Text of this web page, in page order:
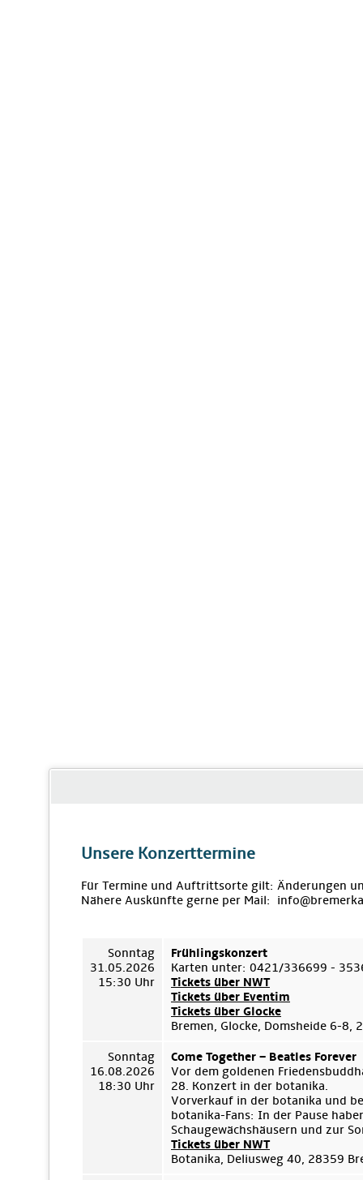
Unsere Konzerttermine
Für Termine und Auftrittsorte gilt: Änderungen
Nähere Auskünfte gerne per Mail:
Sonntag
31.05.2026
15:30 Uhr
Frühlingskonzert
Karten unter: 0421/336699 -
Tickets über NWT
Tickets über Eventim
Tickets über Glocke
Bremen, Glocke, Domsheide 6-8,
Sonntag
16.08.2026
18:30 Uhr
Come Together – Beatles Forever
Vor dem goldenen
28. Konzert in der botanika.
Vorverkauf in der botanika und
botanika-Fans: In der Pause
Schaugewächshäusern und zur
Tickets über NWT
Botanika, Deliusweg 40, 28359